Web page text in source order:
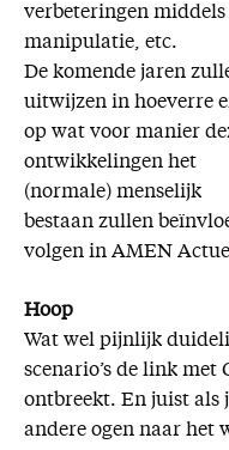
verbeteringen
manipulatie, etc.
De komende jaren
uitwijzen in hoeverre
op wat voor manier
ontwikkelingen het
(normale) menselijk
bestaan zullen
volgen in AMEN
Hoop
Wat wel pijnlijk
scenario’s de link met
ontbreekt. En juist als
andere ogen naar het